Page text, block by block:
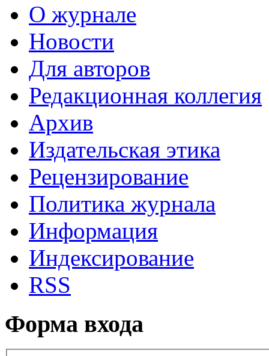
О журнале
Новости
Для авторов
Редакционная коллегия
Архив
Издательская этика
Рецензирование
Политика журнала
Информация
Индексирование
RSS
Форма входа